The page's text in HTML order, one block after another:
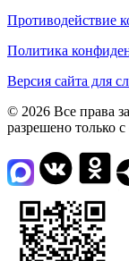
Противодействие
Политика
Версия сайта для
© 2026 Все права
разрешено только